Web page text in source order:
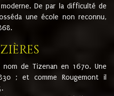
De par la difficulté de
une école non reconnu,
de Tizenan en 1670. Une
; et comme Rougemont il